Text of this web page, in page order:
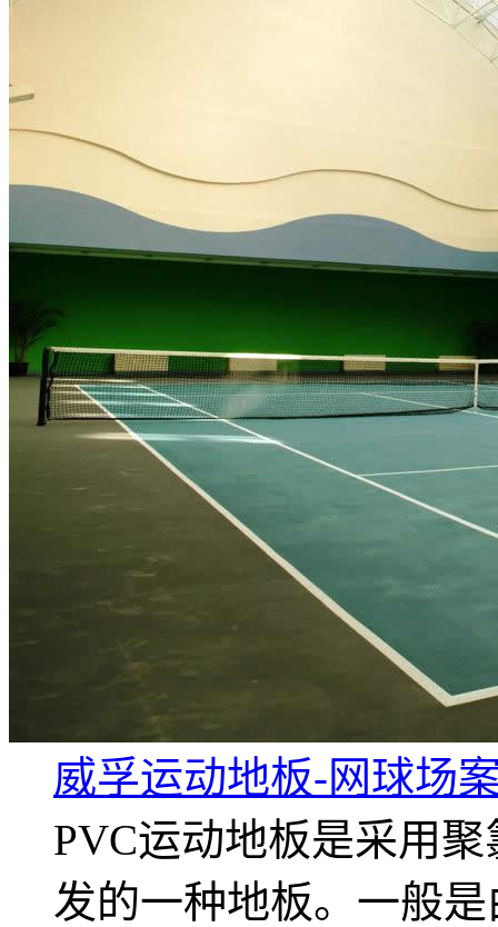
威孚运动地板-网球场
PVC运动地板是采用
发的一种地板。一般